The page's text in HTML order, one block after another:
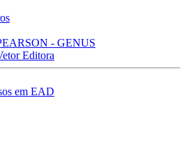
- GENUS
Editora
em EAD